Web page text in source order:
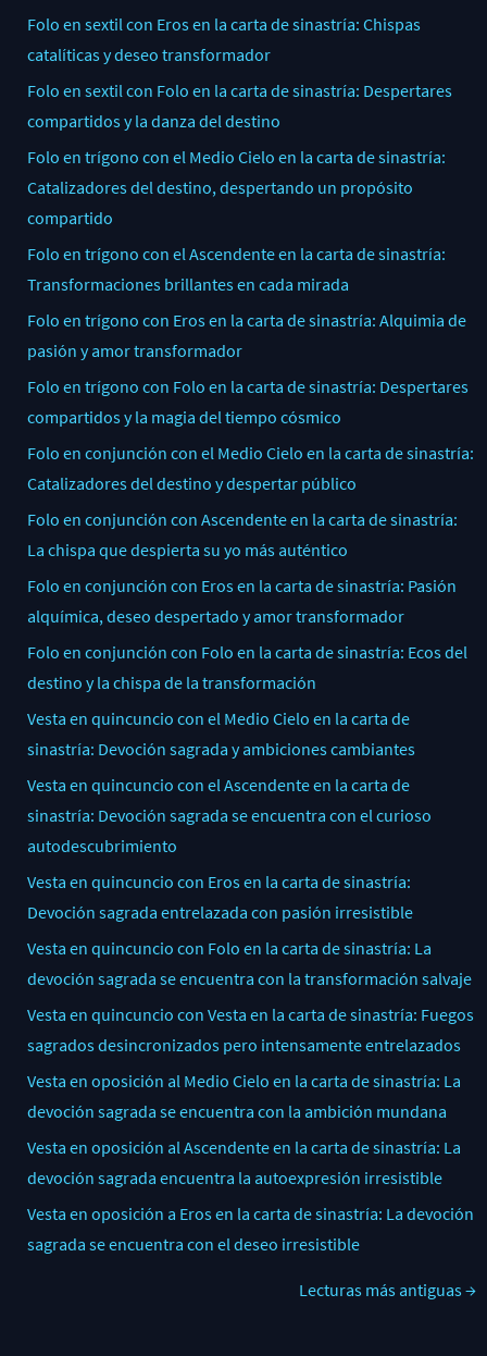
Folo en sextil con Eros en la carta de sinastría: Chispas
catalíticas y deseo transformador
Folo en sextil con Folo en la carta de sinastría: Despertares
compartidos y la danza del destino
Folo en trígono con el Medio Cielo en la carta de sinastría:
Catalizadores del destino, despertando un propósito
compartido
Folo en trígono con el Ascendente en la carta de sinastría:
Transformaciones brillantes en cada mirada
Folo en trígono con Eros en la carta de sinastría: Alquimia de
pasión y amor transformador
Folo en trígono con Folo en la carta de sinastría: Despertares
compartidos y la magia del tiempo cósmico
Folo en conjunción con el Medio Cielo en la carta de sinastría:
Catalizadores del destino y despertar público
Folo en conjunción con Ascendente en la carta de sinastría:
La chispa que despierta su yo más auténtico
Folo en conjunción con Eros en la carta de sinastría: Pasión
alquímica, deseo despertado y amor transformador
Folo en conjunción con Folo en la carta de sinastría: Ecos del
destino y la chispa de la transformación
Vesta en quincuncio con el Medio Cielo en la carta de
sinastría: Devoción sagrada y ambiciones cambiantes
Vesta en quincuncio con el Ascendente en la carta de
sinastría: Devoción sagrada se encuentra con el curioso
autodescubrimiento
Vesta en quincuncio con Eros en la carta de sinastría:
Devoción sagrada entrelazada con pasión irresistible
Vesta en quincuncio con Folo en la carta de sinastría: La
devoción sagrada se encuentra con la transformación salvaje
Vesta en quincuncio con Vesta en la carta de sinastría: Fuegos
sagrados desincronizados pero intensamente entrelazados
Vesta en oposición al Medio Cielo en la carta de sinastría: La
devoción sagrada se encuentra con la ambición mundana
Vesta en oposición al Ascendente en la carta de sinastría: La
devoción sagrada encuentra la autoexpresión irresistible
Vesta en oposición a Eros en la carta de sinastría: La devoción
sagrada se encuentra con el deseo irresistible
Lecturas más antiguas →